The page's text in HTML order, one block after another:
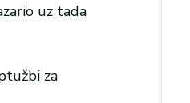
uz tada
za